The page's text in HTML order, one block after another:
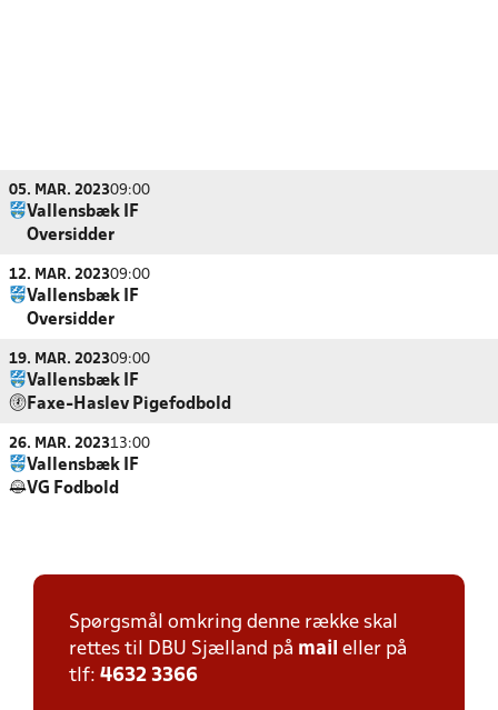
05. MAR. 202309:00
Vallensbæk IF
Oversidder
12. MAR. 202309:00
Vallensbæk IF
Oversidder
19. MAR. 202309:00
Vallensbæk IF
Faxe-Haslev Pigefodbold
26. MAR. 202313:00
Vallensbæk IF
VG Fodbold
Spørgsmål omkring denne række skal
rettes til DBU Sjælland på mail eller på
tlf: 4632 3366